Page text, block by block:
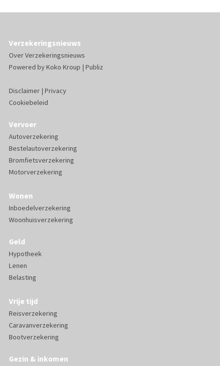
Verzekeringsnieuws
Over Verzekeringsnieuws
Powered byKoko Kroup | Publiz
Disclaimer| Privacy
Cookiebeleid
Vervoer
Autoverzekering
Bestelautoverzekering
Bromfietsverzekering
Motorverzekering
Wonen
Inboedelverzekering
Woonhuisverzekering
Geld
Hypotheek
Lenen
Belasting
Vrije tijd
Reisverzekering
Caravanverzekering
Bootverzekering
Gezin & inkomen